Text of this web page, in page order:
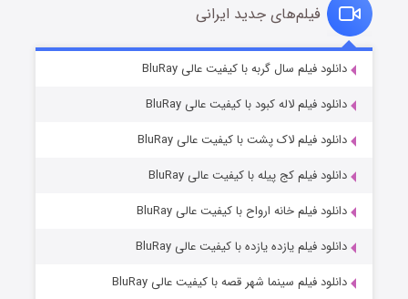
قسمت۷ (زیرنویس) منتشر شد
فیلم‌های جدید ایرانی
دانلود فیلم سال گربه با کیفیت عالی BluRay
دانلود فیلم لاله کبود با کیفیت عالی BluRay
دانلود فیلم لاک پشت با کیفیت عالی BluRay
دانلود فیلم کج‌ پیله با کیفیت عالی BluRay
دانلود فیلم خانه ارواح با کیفیت عالی BluRay
دانلود فیلم یازده یازده با کیفیت عالی BluRay
دانلود فیلم سینما شهر قصه با کیفیت عالی BluRay